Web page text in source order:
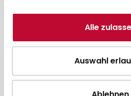
Alle
Auswahl